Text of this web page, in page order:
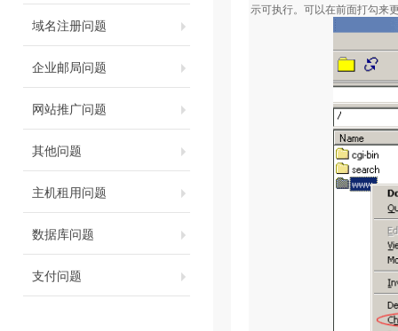
域名注册问题
企业邮局问题
网站推广问题
其他问题
主机租用问题
数据库问题
支付问题
示可执行。可以在前面打勾来